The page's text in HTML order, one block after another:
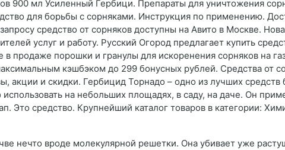
900 мл Усиленный Гербици. Препараты для уничтожения
для борьбы с сорняками. Инструкция по применению.
средство от сорняков доступны на Авито в Москве.
услуг и работу. Русский Огород предлагает купить
в продаже порошки и гранулы для искоренения сорняков на
кэшбэком до 299 бонусных рублей. Средства от
акции и скидки. Гербицид Торнадо – одно из лучших
на небольших площадях, в саду, на даче. Он
Это средство. Крупнейший каталог товаров в категории:
нечто вроде молекулярной решетки. Она убивает уже